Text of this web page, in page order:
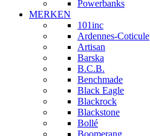
Powerbanks
MERKEN
101inc
Ardennes-Coticule
Artisan
Barska
B.C.B.
Benchmade
Black Eagle
Blackrock
Blackstone
Bollé
Boomerang